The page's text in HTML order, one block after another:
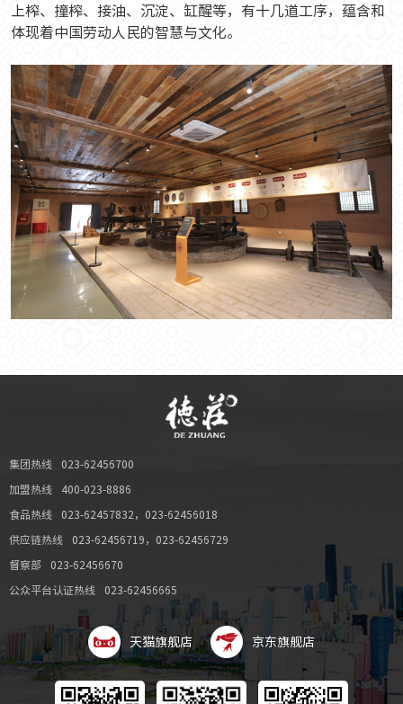
上榨、撞榨、接油、沉淀、缸醒等，有十几道工序，蕴含和
体现着中国劳动人民的智慧与文化。
集团热线 023-62456700
加盟热线 400-023-8886
食品热线 023-62457832 ， 023-62456018
供应链热线 023-62456719 ， 023-62456729
督察部 023-62456670
公众平台认证热线 023-62456665
天猫旗舰店 京东旗舰店